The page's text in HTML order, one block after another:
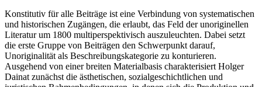
Konstitutiv für alle Beiträge ist eine Verbindung von systematischen
und historischen Zugängen, die erlaubt, das Feld der unoriginellen
Literatur um 1800 multiperspektivisch auszuleuchten. Dabei setzt
die erste Gruppe von Beiträgen den Schwerpunkt darauf,
Unoriginalität als Beschreibungskategorie zu konturieren.
Ausgehend von einer breiten Materialbasis charakterisiert Holger
Dainat zunächst die ästhetischen, sozialgeschichtlichen und